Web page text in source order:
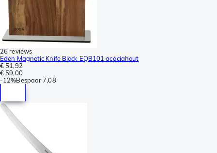
26 reviews
Eden Magnetic Knife Block EQB101 acaciahout
€ 51,92
€ 59,00
-12%Bespaar 7,08